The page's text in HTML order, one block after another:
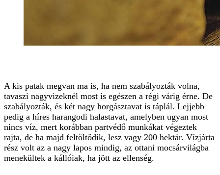
A kis patak megvan ma is, ha nem szabályozták volna,
tavaszi nagyvizeknél most is egészen a régi várig érne. De
szabályozták, és két nagy horgásztavat is táplál. Lejjebb
pedig a híres harangodi halastavat, amelyben ugyan most
nincs víz, mert korábban partvédő munkákat végeztek
rajta, de ha majd feltöltődik, lesz vagy 200 hektár. Vízjárta
rész volt az a nagy lapos mindig, az ottani mocsárvilágba
menekültek a kállóiak, ha jött az ellenség.